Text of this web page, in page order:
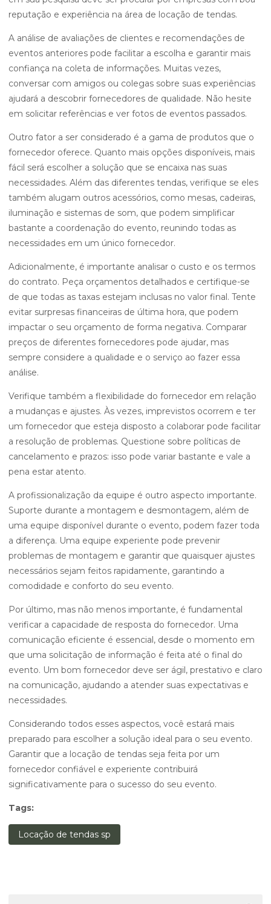
reputação e experiência na área de locação de tendas.
A análise de avaliações de clientes e recomendações de
eventos anteriores pode facilitar a escolha e garantir mais
confiança na coleta de informações. Muitas vezes,
conversar com amigos ou colegas sobre suas experiências
ajudará a descobrir fornecedores de qualidade. Não hesite
em solicitar referências e ver fotos de eventos passados.
Outro fator a ser considerado é a gama de produtos que o
fornecedor oferece. Quanto mais opções disponíveis, mais
fácil será escolher a solução que se encaixa nas suas
necessidades. Além das diferentes tendas, verifique se eles
também alugam outros acessórios, como mesas, cadeiras,
iluminação e sistemas de som, que podem simplificar
bastante a coordenação do evento, reunindo todas as
necessidades em um único fornecedor.
Adicionalmente, é importante analisar o custo e os termos
do contrato. Peça orçamentos detalhados e certifique-se
de que todas as taxas estejam inclusas no valor final. Tente
evitar surpresas financeiras de última hora, que podem
impactar o seu orçamento de forma negativa. Comparar
preços de diferentes fornecedores pode ajudar, mas
sempre considere a qualidade e o serviço ao fazer essa
análise.
Verifique também a flexibilidade do fornecedor em relação
a mudanças e ajustes. Às vezes, imprevistos ocorrem e ter
um fornecedor que esteja disposto a colaborar pode facilitar
a resolução de problemas. Questione sobre políticas de
cancelamento e prazos: isso pode variar bastante e vale a
pena estar atento.
A profissionalização da equipe é outro aspecto importante.
Suporte durante a montagem e desmontagem, além de
uma equipe disponível durante o evento, podem fazer toda
a diferença. Uma equipe experiente pode prevenir
problemas de montagem e garantir que quaisquer ajustes
necessários sejam feitos rapidamente, garantindo a
comodidade e conforto do seu evento.
Por último, mas não menos importante, é fundamental
verificar a capacidade de resposta do fornecedor. Uma
comunicação eficiente é essencial, desde o momento em
que uma solicitação de informação é feita até o final do
evento. Um bom fornecedor deve ser ágil, prestativo e claro
na comunicação, ajudando a atender suas expectativas e
necessidades.
Considerando todos esses aspectos, você estará mais
preparado para escolher a solução ideal para o seu evento.
Garantir que a locação de tendas seja feita por um
fornecedor confiável e experiente contribuirá
significativamente para o sucesso do seu evento.
Tags:
Locação de tendas sp